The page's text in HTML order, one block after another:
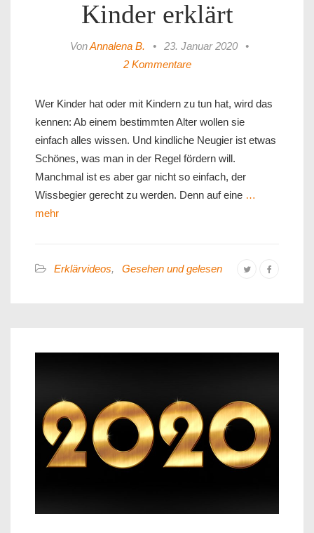
Kinder erklärt
VonAnnalena B. • 23. Januar 2020
•
2 Kommentare
Wer Kinder hat oder mit Kindern zu tun hat, wird das
kennen: Ab einem bestimmten Alter wollen sie
einfach alles wissen. Und kindliche Neugier ist etwas
Schönes, was man in der Regel fördern will.
Manchmal ist es aber gar nicht so einfach, der
Wissbegier gerecht zu werden. Denn auf eine …
mehr
Erklärvideos, Gesehen und gelesen